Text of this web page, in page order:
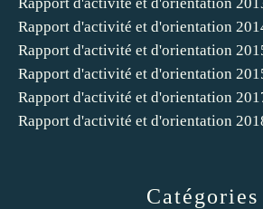
Catégories
Rapport d'activité et d'orientation
Rapport d'activité et d'orientation
Rapport d'activité et d'orientation
Rapport d'activité et d'orientation
Rapport d'activité et d'orientation